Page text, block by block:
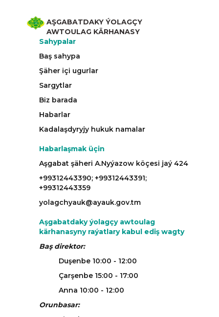
AŞGABATDAKY ÝOLAGÇY
AWTOULAG KÄRHANASY
Sahypalar
Baş sahypa
Şäher içi ugurlar
Sargytlar
Biz barada
Habarlar
Kadalaşdyryjy hukuk namalar
Habarlaşmak üçin
Aşgabat şäheri A.Nyýazow köçesi jaý 424
+99312443390; +99312443391;
+99312443359
yolagchyauk@ayauk.gov.tm
Aşgabatdaky ýolagçy awtoulag
kärhanasyny raýatlary kabul ediş wagty
Baş direktor:
Duşenbe 10:00 - 12:00
Çarşenbe 15:00 - 17:00
Anna 10:00 - 12:00
Orunbasar: